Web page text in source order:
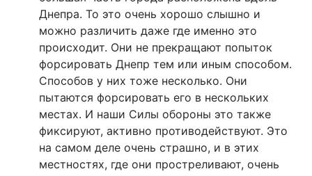
Днепра. То это очень хорошо слышно и
можно различить даже где именно это
происходит. Они не прекращают попыток
форсировать Днепр тем или иным способом.
Способов у них тоже несколько. Они
пытаются форсировать его в нескольких
местах. И наши Силы обороны это также
фиксируют, активно противодействуют. Это
на самом деле очень страшно, и в этих
местностях, где они простреливают, очень